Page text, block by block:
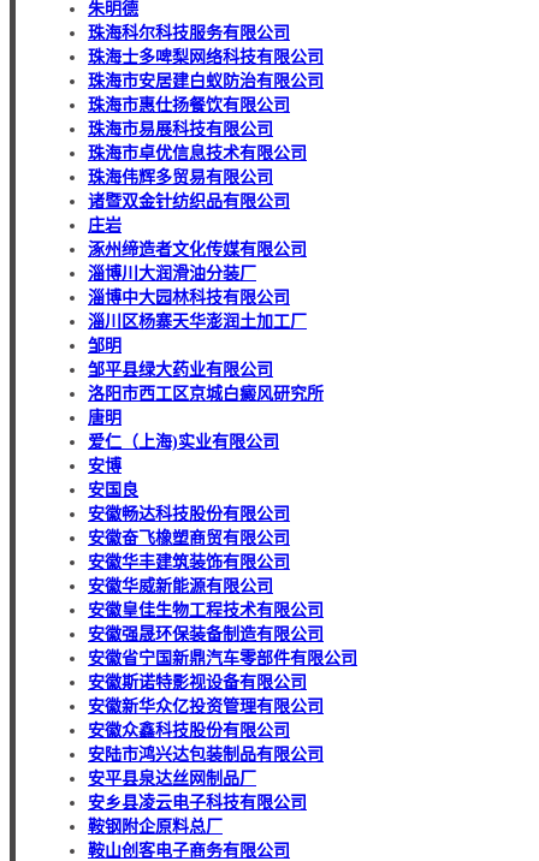
朱明德
珠海科尔科技服务有限公司
珠海士多啤梨网络科技有限公司
珠海市安居建白蚁防治有限公司
珠海市惠仕扬餐饮有限公司
珠海市易展科技有限公司
珠海市卓优信息技术有限公司
珠海伟辉多贸易有限公司
诸暨双金针纺织品有限公司
庄岩
涿州缔造者文化传媒有限公司
淄博川大润滑油分装厂
淄博中大园林科技有限公司
淄川区杨寨天华澎润土加工厂
邹明
邹平县绿大药业有限公司
洛阳市西工区京城白癜风研究所
唐明
爱仁（上海)实业有限公司
安博
安国良
安徽畅达科技股份有限公司
安徽奋飞橡塑商贸有限公司
安徽华丰建筑装饰有限公司
安徽华威新能源有限公司
安徽皇佳生物工程技术有限公司
安徽强晟环保装备制造有限公司
安徽省宁国新鼎汽车零部件有限公司
安徽斯诺特影视设备有限公司
安徽新华众亿投资管理有限公司
安徽众鑫科技股份有限公司
安陆市鸿兴达包装制品有限公司
安平县泉达丝网制品厂
安乡县凌云电子科技有限公司
鞍钢附企原料总厂
鞍山创客电子商务有限公司